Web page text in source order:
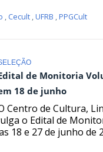
, Cecult ,UFRB ,PPGCult
de Monitoria
18 de junho
Centro de Cultura,
o Edital de
18 e 27 de junho de